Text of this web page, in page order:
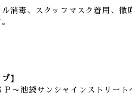
消毒、スタッフマスク着用、徹
】
〜池袋サンシャインストリート